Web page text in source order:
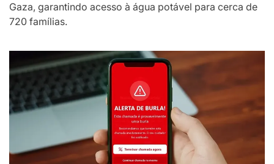
Gaza, garantindo acesso à água potável para cerca de
720 famílias.